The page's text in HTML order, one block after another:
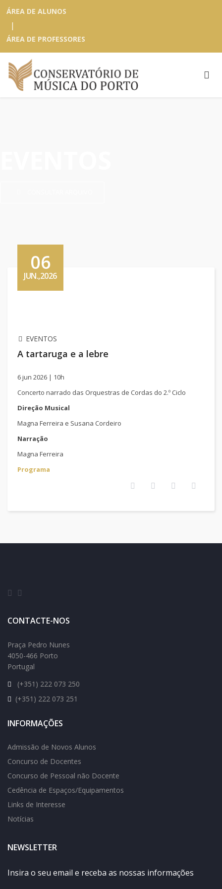
ÁREA DE ALUNOS
|
ÁREA DE PROFESSORES
06
JUN.,2026
EVENTOS
A tartaruga e a lebre
6 jun 2026 | 10h
Concerto narrado das Orquestras de Cordas do 2.º Ciclo
Direção Musical
Magna Ferreira e Susana Cordeiro
Narração
Magna Ferreira
Programa
CONTACTE-NOS
Praça Pedro Nunes
4050-466 Porto
Portugal
(+351) 222 073 250
(+351) 222 073 251
INFORMAÇÕES
Admissão de Novos Alunos
Concurso de Docentes
Concurso de Pessoal não Docente
Cedência de Espaços/Equipamentos
Links de Interesse
Notícias
NEWSLETTER
Insira o seu email e receba as nossas informações